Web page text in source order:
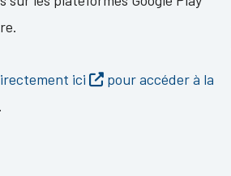
ici
pour accéder à la
.